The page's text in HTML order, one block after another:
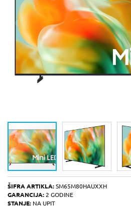
ŠIFRA ARTIKLA: SM65M80HAUXXH
GARANCIJA: 2 GODINE
STANJE: NA UPIT